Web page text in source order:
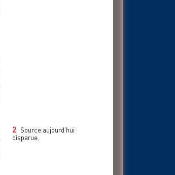
2 Source aujourd’hui
disparue.